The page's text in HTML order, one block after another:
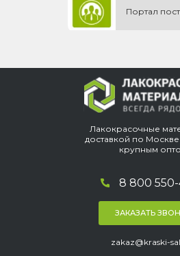
Портал
Лакокрасочные
доставкой по
крупным
8 800 550-
ЗАКАЗАТЬ
zakaz@kraski-